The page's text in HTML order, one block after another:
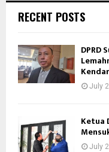
RECENT POSTS
DPRD
July
Ketua
July